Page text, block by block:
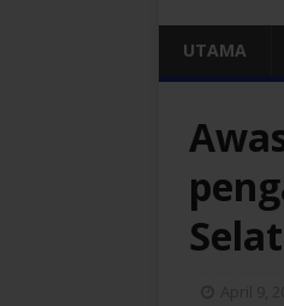
UTAMA